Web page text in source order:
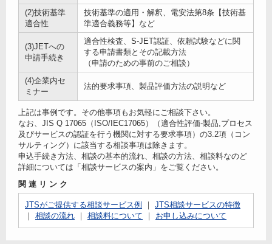
(2)技術基準
適合性
技術基準の適用・解釈、電安法第8条【技術基
準適合義務等】など
(3)JETへの
申請手続き
適合性検査、S-JET認証、依頼試験などに関
する申請書類とその記載方法
（申請のための事前のご相談）
(4)企業内セ
ミナー
法的要求事項、製品評価方法の説明など
上記は事例です。その他事項もお気軽にご相談下さい。
なお、JIS Q 17065（ISO/IEC17065）（適合性評価-製品,プロセス
及びサービスの認証を行う機関に対する要求事項）の3.2項（コン
サルティング）に該当する相談事項は除きます。
申込手続き方法、相談の基本的流れ、相談の方法、相談料なのど
詳細については「相談サービスの案内」をご覧ください。
関連リンク
JTSがご提供する相談サービス例
JTS相談サービスの特徴
相談の流れ
相談料について お申し込みについて